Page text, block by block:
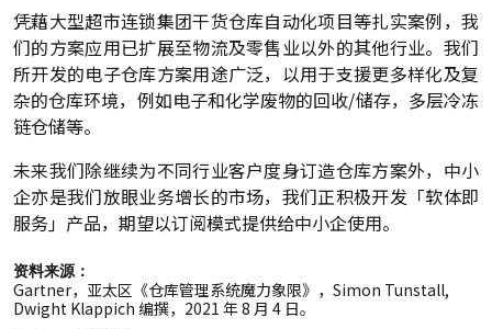
凭藉大型超市连锁集团干货仓库自动化项目等扎实案例，我
们的方案应用已扩展至物流及零售业以外的其他行业。我们
所开发的电子仓库方案用途广泛，以用于支援更多样化及复
杂的仓库环境，例如电子和化学废物的回收/储存，多层冷冻
链仓储等。
未来我们除继续为不同行业客户度身订造仓库方案外，中小
企亦是我们放眼业务增长的市场，我们正积极开发「软体即
服务」产品，期望以订阅模式提供给中小企使用。
资料来源：
Gartner，亚太区《仓库管理系统魔力象限》，Simon Tunstall,
Dwight Klappich 编撰，2021 年 8 月 4 日。